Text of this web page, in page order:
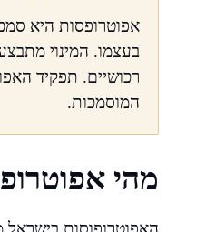
אפוטרופסות היא
בעצמו. המינוי
רכושיים. תפקיד
המוסמכות.
מהי